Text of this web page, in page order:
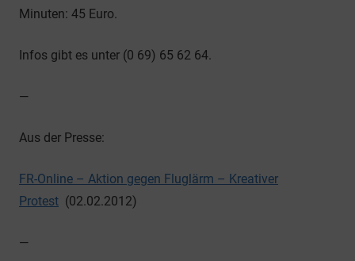
Minuten: 45 Euro.
Infos gibt es unter (0 69) 65 62 64.
—
Aus der Presse:
FR-Online – Aktion gegen Fluglärm – Kreativer
Protest (02.02.2012)
—